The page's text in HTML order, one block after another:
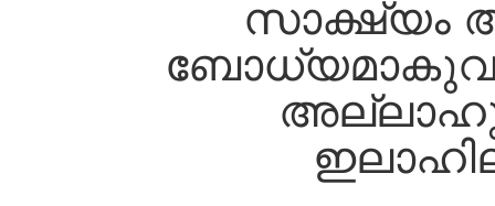
സാക്ഷ്യം